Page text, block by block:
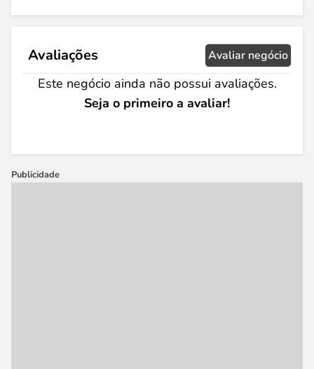
Avaliações Avaliar negócio
Este negócio ainda não possui avaliações.
Seja o primeiro a avaliar!
Publicidade